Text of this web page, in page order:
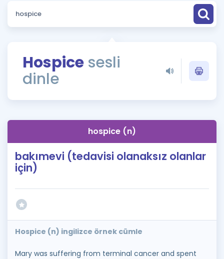
Sözlük
Rehberlik Aracı
ÖSYM Sınav Takvimi
İngilizce Gramer
Hakkımızda
Hospice sesli
dinle
hospice (n)
bakımevi (tedavisi olanaksız olanlar
için)
Hospice (n) ingilizce örnek cümle
Mary was suffering from terminal cancer and spent